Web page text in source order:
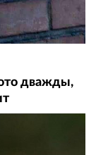
дважды,